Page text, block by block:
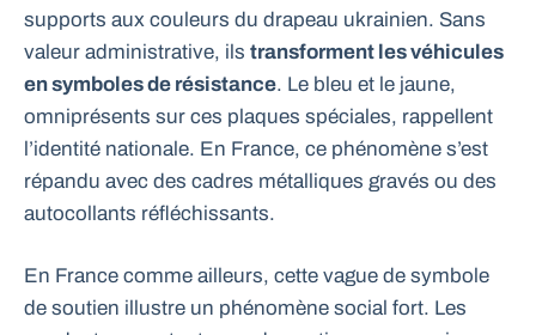
supports aux couleurs du drapeau ukrainien. Sans
valeur administrative, ils transforment les véhicules
en symboles de résistance. Le bleu et le jaune,
omniprésents sur ces plaques spéciales, rappellent
l’identité nationale. En France, ce phénomène s’est
répandu avec des cadres métalliques gravés ou des
autocollants réfléchissants.
En France comme ailleurs, cette vague de symbole
de soutien illustre un phénomène social fort. Les